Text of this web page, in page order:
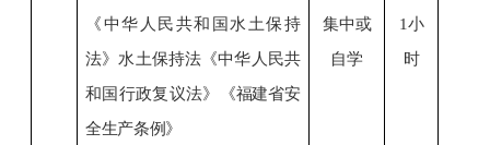
《中华人民共和国水土保持
法》 水土保持法 《中华人民共
和国行政复议法》
《福建省安
全生产条例》
集中或
自学
1小
时